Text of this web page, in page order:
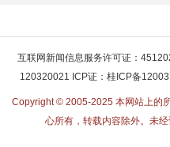
互联网新闻信息服务许可证：
120320021 ICP证：桂ICP备
Copyright © 2005-2025 本网站上的
心所有，转载内容除外。未